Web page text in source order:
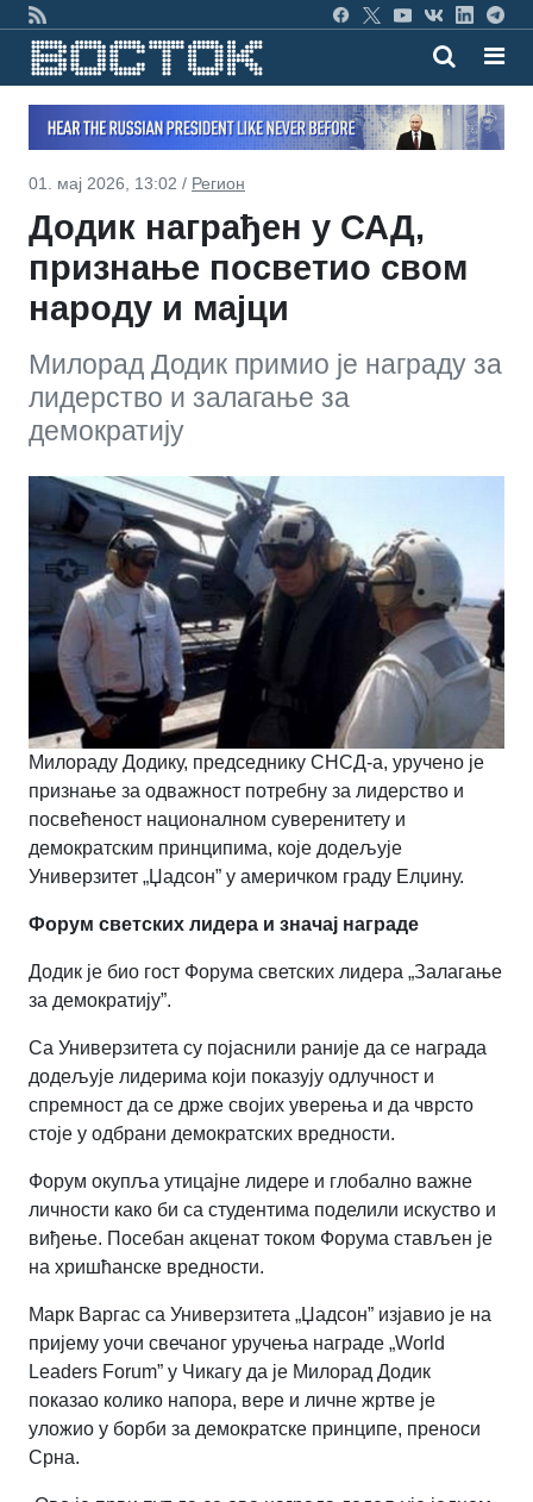
01. мај 2026, 13:02 / Регион
Додик награђен у САД,
признање посветио свом
народу и мајци
Милорад Додик примио је награду за
лидерство и залагање за
демократију
Милораду Додику, председнику СНСД-а, уручено је
признање за одважност потребну за лидерство и
посвећеност националном суверенитету и
демократским принципима, које додељује
Универзитет „Џадсон” у америчком граду Елџину.
Форум светских лидера и значај награде
Додик је био гост Форума светских лидера „Залагање
за демократију”.
Са Универзитета су појаснили раније да се награда
додељује лидерима који показују одлучност и
спремност да се држе својих уверења и да чврсто
стоје у одбрани демократских вредности.
Форум окупља утицајне лидере и глобално важне
личности како би са студентима поделили искуство и
виђење. Посебан акценат током Форума стављен је
на хришћанске вредности.
Марк Варгас са Универзитета „Џадсон” изјавио је на
пријему уочи свечаног уручења награде „World
Leaders Forum” у Чикагу да је Милорад Додик
показао колико напора, вере и личне жртве је
уложио у борби за демократске принципе, преноси
Срна.